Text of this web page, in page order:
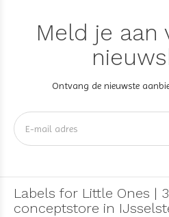
Meld je aan
Ontvang de nieuwste
Labels for Little Ones |
conceptstore in